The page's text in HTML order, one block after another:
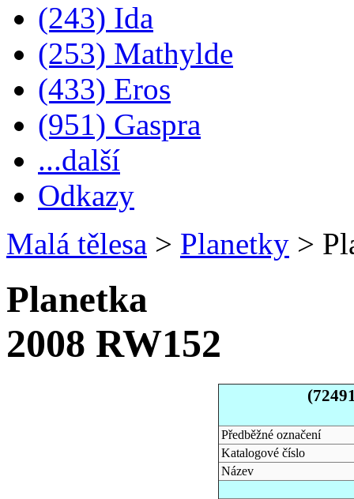
(243) Ida
(253) Mathylde
(433) Eros
(951) Gaspra
...další
Odkazy
Malá tělesa > Planetky >
Planetka
2008 RW152
Předběžné označení
Katalogové číslo
Název